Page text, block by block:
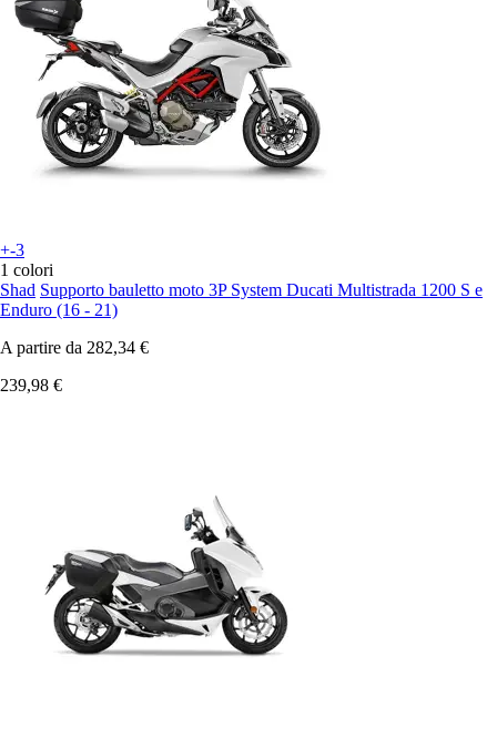
+-3
1 colori
Shad Supporto bauletto moto 3P System Ducati Multistrada 1200 S e
Enduro (16 - 21)
A partire da 282,34 €
239,98 €